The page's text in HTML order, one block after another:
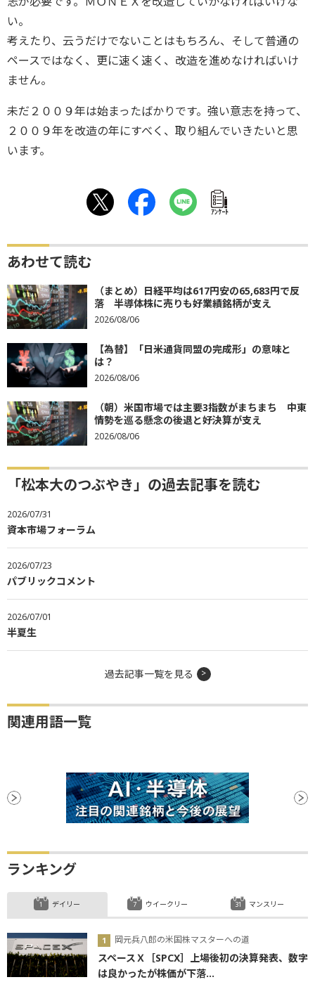
い。
考えたり、云うだけでないことはもちろん、そして普通の
ペースではなく、更に速く速く、改造を進めなければいけ
ません。
未だ２００９年は始まったばかりです。強い意志を持って、
２００９年を改造の年にすべく、取り組んでいきたいと思
います。
ｱﾝｹｰﾄ
あわせて読む
（まとめ）日経平均は617円安の65,683円で反
落 半導体株に売りも好業績銘柄が支え
2026/08/06
【為替】「日米通貨同盟の完成形」の意味と
は？
2026/08/06
（朝）米国市場では主要3指数がまちまち 中東
情勢を巡る懸念の後退と好決算が支え
2026/08/06
「松本大のつぶやき」の過去記事を読む
2026/07/31
資本市場フォーラム
2026/07/23
パブリックコメント
2026/07/01
半夏生
過去記事一覧を見る
関連用語一覧
ランキング
デイリー
岡元兵八郎の米国株マスターへの道
スペースＸ［SPCX］上場後初の決算発表、数字
は良かったが株価が下落...
ウイークリー マンスリー